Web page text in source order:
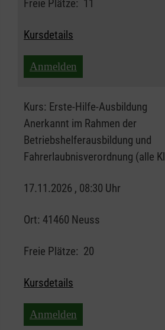
Freie Plätze: 11
Kursdetails
Anmelden
Kurs: Erste-Hilfe-Ausbildung
Anerkannt im Rahmen der
Betriebshelferausbildung und
Fahrerlaubnisverordnung (alle
17.11.2026 , 08:30 Uhr
Ort: 41460 Neuss
Freie Plätze: 20
Kursdetails
Anmelden